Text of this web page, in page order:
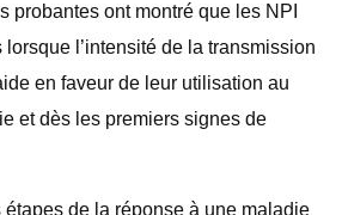
probantes ont montré que les NPI
l’intensité de la transmission
en faveur de leur utilisation au
et dès les premiers signes de
étapes de la réponse à une maladie